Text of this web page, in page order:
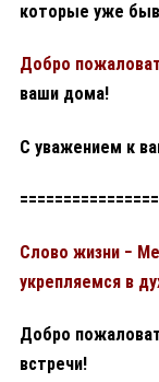
которые уже
Добро
ваши дома!
С уважением к
Слово жизни −
укрепляемся в
Добро
встречи!